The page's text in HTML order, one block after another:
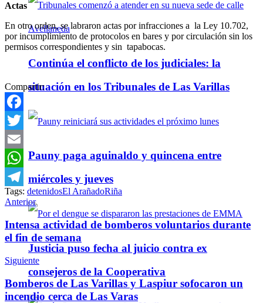
Continúa el conflicto de los judiciales: la
situación en los Tribunales de Las Varillas
Pauny paga aguinaldo y quincena entre
miércoles y jueves
Justicia puso fecha al juicio contra ex
consejeros de la Cooperativa
Actas
En otro orden, se labraron actas por infracciones a la Ley 10.702,
por incumplimiento de protocolos en bares y por circulación sin los
permisos correspondientes y sin tapabocas.
Compartir:
Facebook
Twitter
Email
WhatsApp
Telegram
Tags: detenidosEl ArañadoRiña
Anterior
Intensa actividad de bomberos voluntarios durante
el fin de semana
Siguiente
Bomberos de Las Varillas y Laspiur sofocaron un
incendio cerca de Las Varas